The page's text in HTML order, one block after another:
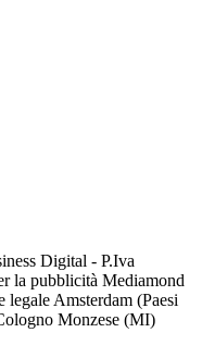
Digital - P.Iva
la pubblicità Mediamond
Amsterdam (Paesi
Monzese (MI)